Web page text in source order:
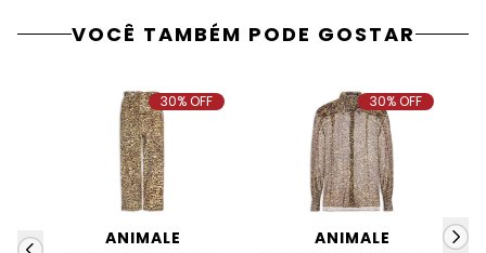
VOCÊ TAMBÉM PODE GOSTAR
ANIMALE
30% OFF
ANIMALE
30% OFF